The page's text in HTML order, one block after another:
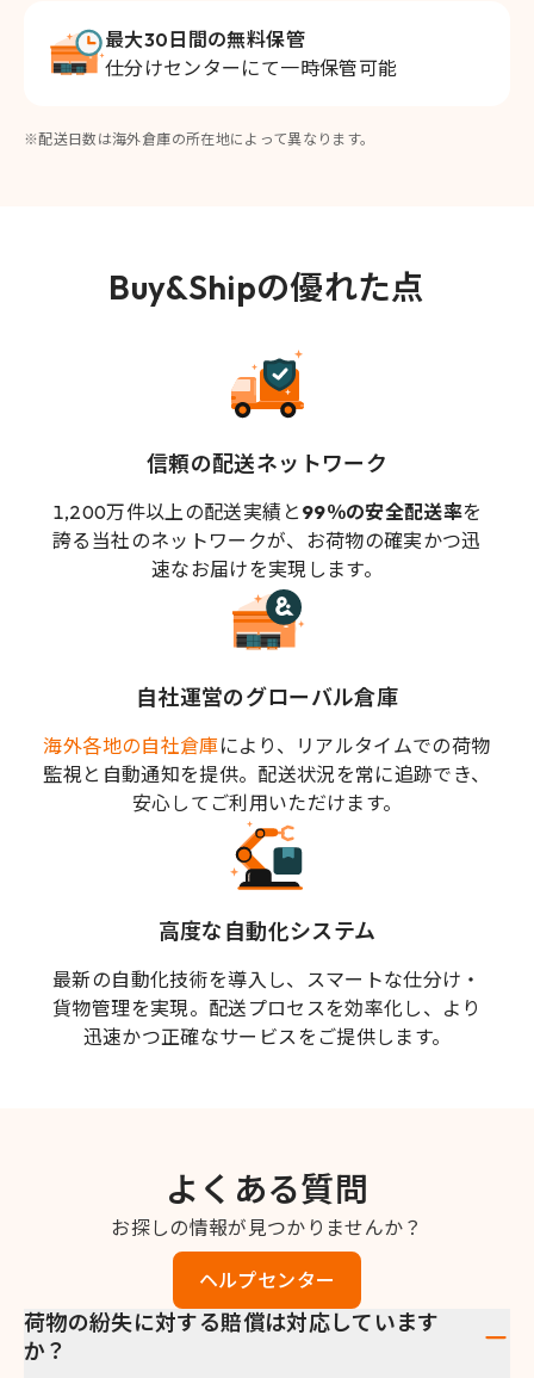
最大30日間の無料保管
仕分けセンターにて一時保管可能
※配送日数は海外倉庫の所在地によって異なります。
Buy&Shipの優れた点
信頼の配送ネットワーク
1,200万件以上の配送実績と 99％の安全配送率を
誇る当社のネットワークが、お荷物の確実かつ迅
速なお届けを実現します。
自社運営のグローバル倉庫
海外各地の自社倉庫により、リアルタイムでの荷物
監視と自動通知を提供。配送状況を常に追跡でき、
安心してご利用いただけます。
高度な自動化システム
最新の自動化技術を導入し、スマートな仕分け・
貨物管理を実現。配送プロセスを効率化し、より
迅速かつ正確なサービスをご提供します。
よくある質問
お探しの情報が見つかりませんか？
ヘルプセンター
荷物の紛失に対する賠償は対応しています
か？